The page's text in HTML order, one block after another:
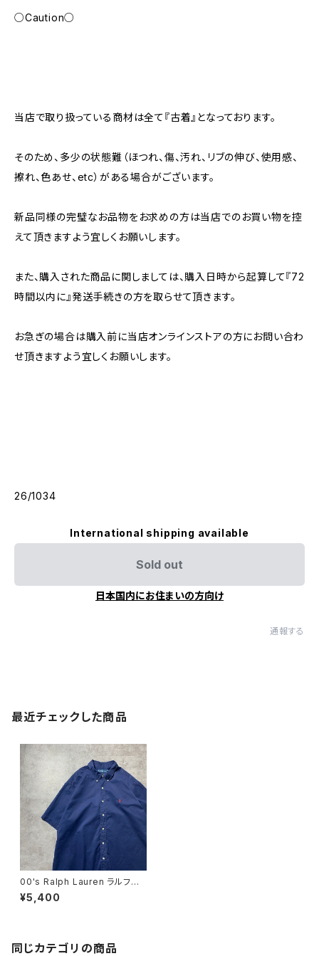
○Caution○
当店で取り扱っている商材は全て『古着』となっております。
そのため、多少の状態難（ほつれ、傷、汚れ、リブの伸び、使用感、
擦れ、色あせ、etc）がある場合がございます。
新品同様の完璧なお品物をお求めの方は当店でのお買い物を控
えて頂きますよう宜しくお願いします。
また、購入された商品に関しましては、購入日時から起算して『72
時間以内に』発送手続きの方を取らせて頂きます。
お急ぎの場合は購入前に当店オンラインストアの方にお問い合わ
せ頂きますよう宜しくお願いします。
26/1034
International shipping available
Sold out
日本国内にお住まいの方向け
通報する
最近チェックした商品
00's Ralph Lauren ラルフロ
ーレン 刺繍ロゴ ポニー 胸
ポケット ネイビー 半袖 ボ
¥5,400
同じカテゴリの商品